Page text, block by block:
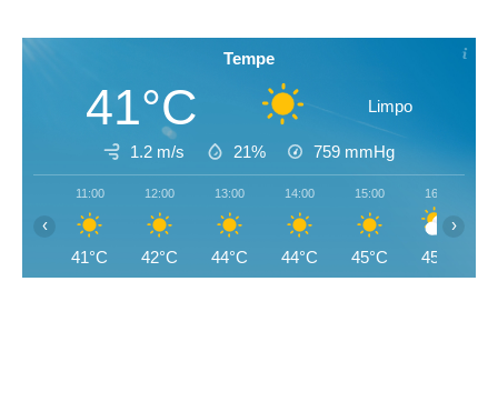
Tempe
41°C Limpo
1.2 m/s 21% 759 mmHg
11:00
41°C
12:00
42°C
13:00
44°C
14:00
44°C
15:00
45°C
16:00
45°C
‹ ›